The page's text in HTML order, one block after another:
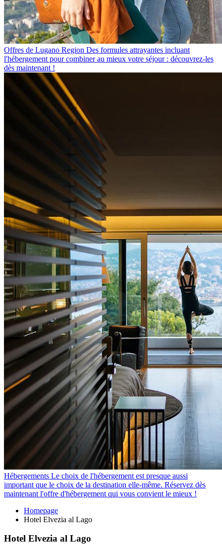
Offres de Lugano Region Des formules attrayantes incluant
l'hébergement pour combiner au mieux votre séjour : découvrez-les
dès maintenant !
Hébergements Le choix de l'hébergement est presque aussi
important que le choix de la destination elle-même. Réservez dès
maintenant l'offre d'hébergement qui vous convient le mieux !
Homepage
Hotel Elvezia al Lago
Hotel Elvezia al Lago